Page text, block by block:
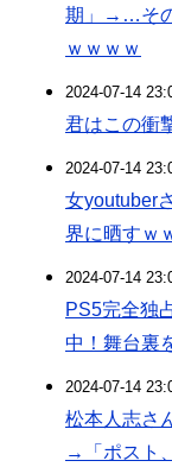
期」→…その
ｗｗｗｗ
2024-07-14
君はこの衝
2024-07-14
女youtuber
界に晒すｗ
2024-07-14
PS5完全独
中！舞台裏
2024-07-14
松本人志さ
→「ポスト